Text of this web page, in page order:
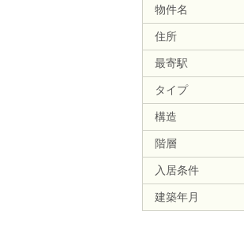
物件名
住所
最寄駅
タイプ
構造
階層
入居条件
建築年月